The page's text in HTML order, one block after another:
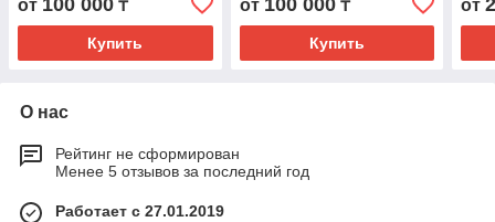
от 100 000 ₸
Купить
от 100 000₸
Купить
от
О нас
Рейтинг не сформирован
Менее 5 отзывов за последний год
Работает с 27.01.2019